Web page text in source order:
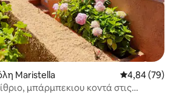
Maristella Μέση
4,84 (79)
μπάρμπεκιου κοντά στις